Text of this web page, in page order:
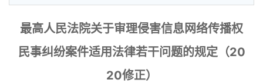
最高人民法院关于审理侵害信息网络传播权
民事纠纷案件适用法律若干问题的规定（20
20修正）